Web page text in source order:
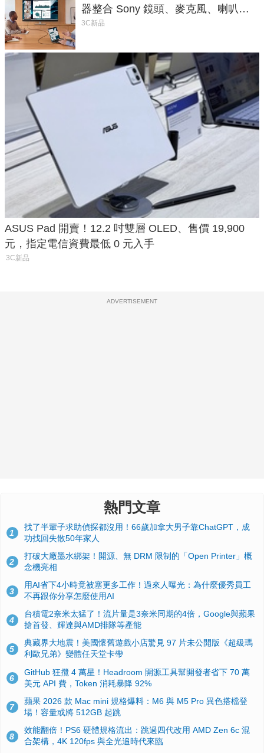
器整合 Sony 鏡頭、麥克風、喇叭，
一條 USB-C 就能開會
3C新品
ASUS Pad 開賣！12.2 吋雙層 OLED、售價 19,900
元，指定電信資費最低 0 元入手
3C新品
ADVERTISEMENT
熱門文章
1
找了半輩子求助偵探都沒用！66歲加拿大男子靠ChatGPT，成
功找回失散50年家人
2
打破大廠墨水綁架！開源、無 DRM 限制的「Open Printer」概
念機亮相
3
用AI省下4小時竟被塞更多工作！過來人曝光：為什麼優秀員工
不再跟你分享怎麼使用AI
4
台積電2奈米太猛了！流片量是3奈米同期的4倍，Google與蘋果
搶首發、輝達與AMD排隊等產能
5
典藏界大地震！美國懷舊遊戲小店驚見 97 片未公開版《超級瑪
利歐兄弟》變體任天堂卡帶
6
GitHub 狂攬 4 萬星！Headroom 開源工具幫開發者省下 70 萬
美元 API 費，Token 消耗暴降 92%
7
蘋果 2026 款 Mac mini 規格爆料：M6 與 M5 Pro 異色搭檔登
場！容量或將 512GB 起跳
8
效能翻倍！PS6 硬體規格流出：跳過四代改用 AMD Zen 6c 混
合架構，4K 120fps 與全光追時代來臨